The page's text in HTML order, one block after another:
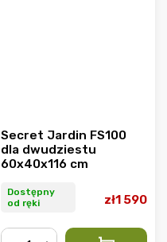
Secret Jardin FS100
dla dwudziestu
60x40x116 cm
Dostępny
od ręki
zł1 590